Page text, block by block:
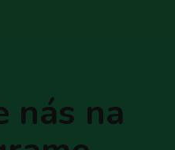
nás na